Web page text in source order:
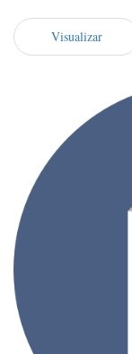
Visualizar